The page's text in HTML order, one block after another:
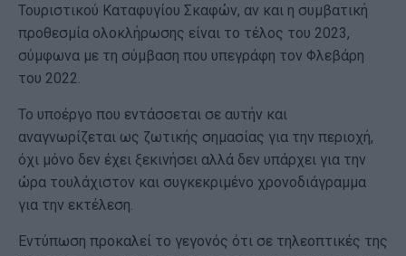
Τουριστικού Καταφυγίου Σκαφών, αν και η συμβατική
προθεσμία ολοκλήρωσης είναι το τέλος του 2023,
σύμφωνα με τη σύμβαση που υπεγράφη τον Φλεβάρη
του 2022.
Το υποέργο που εντάσσεται σε αυτήν και
αναγνωρίζεται ως ζωτικής σημασίας για την περιοχή,
όχι μόνο δεν έχει ξεκινήσει αλλά δεν υπάρχει για την
ώρα τουλάχιστον και συγκεκριμένο χρονοδιάγραμμα
για την εκτέλεση.
Εντύπωση προκαλεί το γεγονός ότι σε τηλεοπτικές της